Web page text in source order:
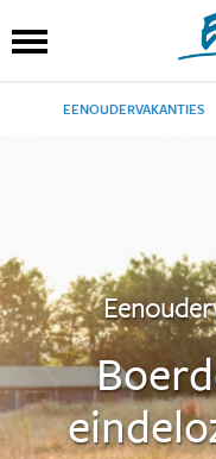
EENOUDERVAKANTIES